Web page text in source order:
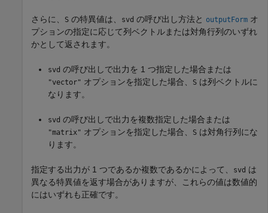
さらに、 S の特異値は、 svd の呼び出し方法と outputForm オ
プションの指定に応じて列ベクトルまたは対角行列のいずれ
かとして返されます。
svd の呼び出しで出力を 1 つ指定した場合または
"vector" オプションを指定した場合、 S は列ベクトルに
なります。
svd の呼び出しで出力を複数指定した場合または
"matrix" オプションを指定した場合、 S は対角行列にな
ります。
指定する出力が 1 つであるか複数であるかによって、 svd は
異なる特異値を返す場合がありますが、これらの値は数値的
にはいずれも正確です。